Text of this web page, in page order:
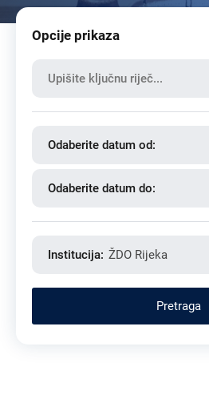
Opcije prikaza
Odaberite datum od:
Odaberite datum do:
Institucija: ŽDO Rijeka